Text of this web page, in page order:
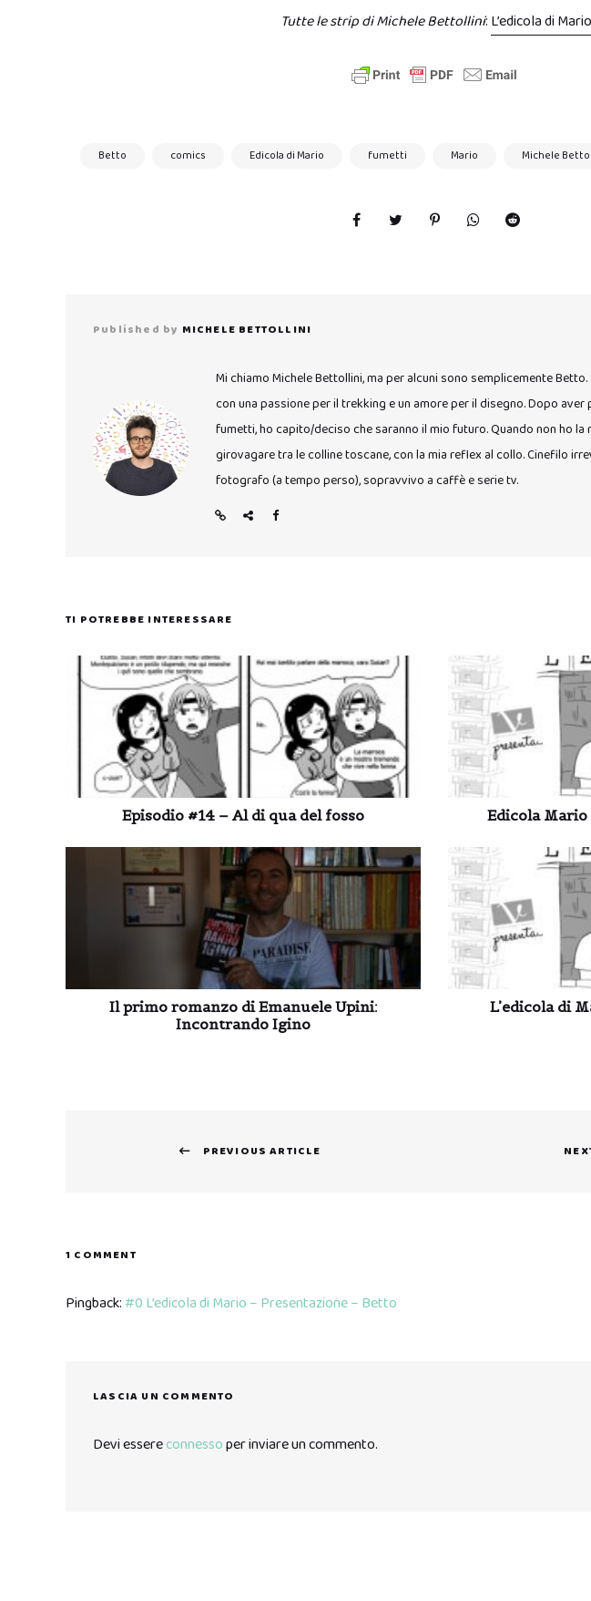
Tutte le strip di Michele Bettollini: L’edicola di Mario
Betto comics Edicola di Mario fumetti Mario Michele
Published by MICHELE BETTOLLINI
Mi chiamo Michele Bettollini, ma per alcuni sono semplicemente
con una passione per il trekking e un amore per il disegno. Dopo aver
fumetti, ho capito/deciso che saranno il mio futuro. Quando non ho la
girovagare tra le colline toscane, con la mia reflex al collo. Cinefilo
fotografo (a tempo perso), sopravvivo a caffè e serie tv.
TI POTREBBE INTERESSARE
Episodio #14 – Al di qua del fosso Edicola
Il primo romanzo di Emanuele Upini:
Incontrando Igino
L’edicola di
PREVIOUS ARTICLE
1 COMMENT
Pingback:#0 L’edicola di Mario – Presentazione – Betto
LASCIA UN COMMENTO
Devi essereconnessoper inviare un commento.